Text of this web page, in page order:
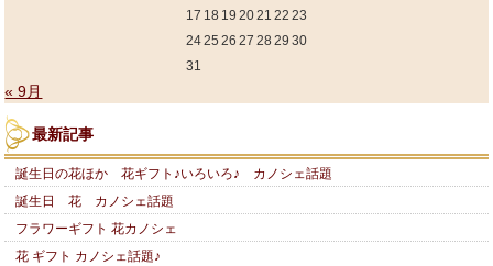
17 18 19 2021 22 23
2425 26 27 28 29 30
31
« 9月
最新記事
誕生日の花ほか 花ギフト♪いろいろ♪ カノシェ話題
誕生日 花 カノシェ話題
フラワーギフト 花カノシェ
花 ギフト カノシェ話題♪